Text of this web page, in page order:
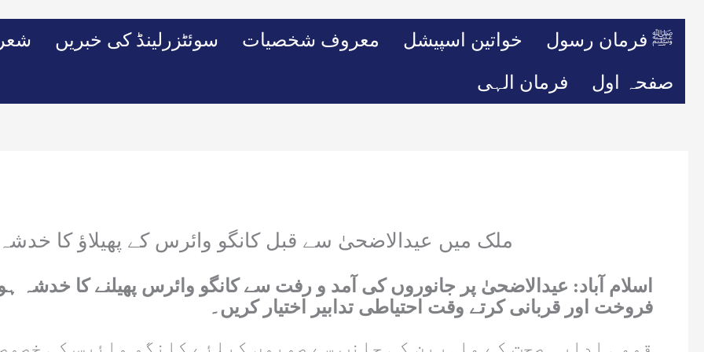
سوئٹزرلینڈ کی خبریں معروف شخصیات خواتین اسپیشل ﷺ فرمان رسول
فرمان الہی صفحہ اول
ملک میں عیدالاضحیٰ سے قبل کانگو وائرس کے پھیلاؤ کا
اسلام آباد: عیدالاضحیٰ پر جانوروں کی آمد و رفت سے کانگو وائرس پھیلنے کا خدشہ
فروخت اور قربانی کرتے وقت احتياطی تدابير اختيار کريں۔
قومی ادارہ صحت کے ماہرین کی جانب سے صوبوں کیلئے کانگو وائرس کی